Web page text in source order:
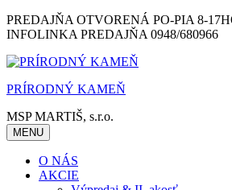
Skip
to
PREDAJŇA OTVORENÁ PO-PIA 8-
INFOLINKA PREDAJŇA 0948/680966
PRÍRODNÝ KAMEŇ
MSP MARTIŠ, s.r.o.
MENU
O NÁS
AKCIE